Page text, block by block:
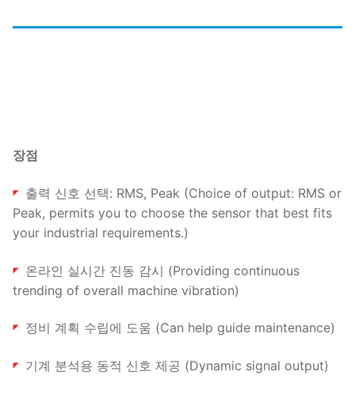
장점
출력 신호 선택: RMS, Peak (Choice of output: RMS or
Peak, permits you to choose the sensor that best fits
your industrial requirements.)
온라인 실시간 진동 감시 (Providing continuous
trending of overall machine vibration)
정비 계획 수립에 도움 (Can help guide maintenance)
기계 분석용 동적 신호 제공 (Dynamic signal output)